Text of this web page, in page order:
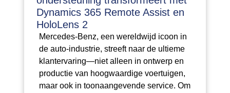
Dynamics 365 Remote Assist en
HoloLens 2
Mercedes-Benz, een wereldwijd icoon in
de auto-industrie, streeft naar de ultieme
klantervaring—niet alleen in ontwerp en
productie van hoogwaardige voertuigen,
maar ook in toonaangevende service. Om